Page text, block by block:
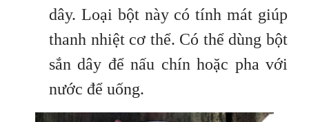
dây. Loại bột này có tính mát giúp
thanh nhiệt cơ thể. Có thể dùng bột
sắn dây để nấu chín hoặc pha với
nước để uống.